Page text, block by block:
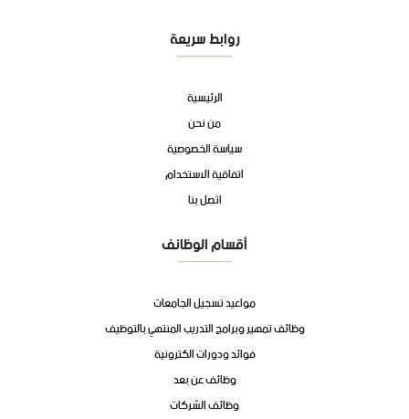
روابط سريعة
الرئيسية
من نحن
سياسة الخصوصية
اتفاقية الاستخدام
اتصل بنا
أقسام الوظائف
مواعيد تسجيل الجامعات
وظائف تمهير وبرامج التدريب المنتهي بالتوظيف
فوائد ودورات الكترونية
وظائف عن بعد
وظائف الشركات